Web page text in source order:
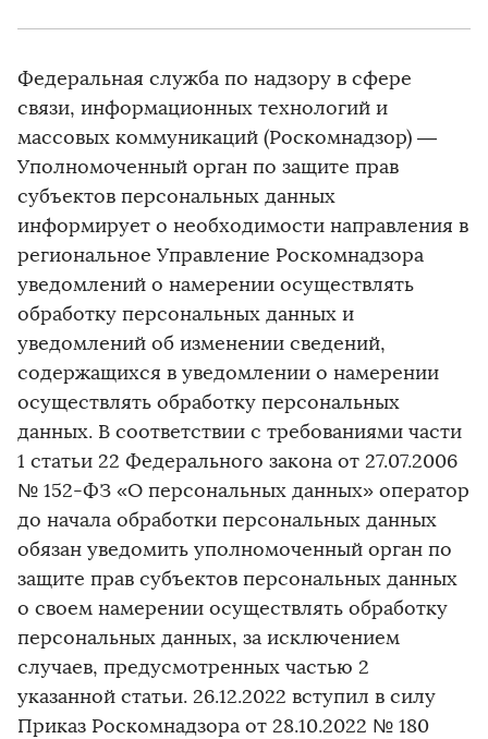
Федеральная служба по надзору в сфере
связи, информационных технологий и
массовых коммуникаций (Роскомнадзор) —
Уполномоченный орган по защите прав
субъектов персональных данных
информирует о необходимости направления в
региональное Управление Роскомнадзора
уведомлений о намерении осуществлять
обработку персональных данных и
уведомлений об изменении сведений,
содержащихся в уведомлении о намерении
осуществлять обработку персональных
данных. В соответствии с требованиями части
1 статьи 22 Федерального закона от 27.07.2006
№ 152-ФЗ «О персональных данных» оператор
до начала обработки персональных данных
обязан уведомить уполномоченный орган по
защите прав субъектов персональных данных
о своем намерении осуществлять обработку
персональных данных, за исключением
случаев, предусмотренных частью 2
указанной статьи. 26.12.2022 вступил в силу
Приказ Роскомнадзора от 28.10.2022 № 180